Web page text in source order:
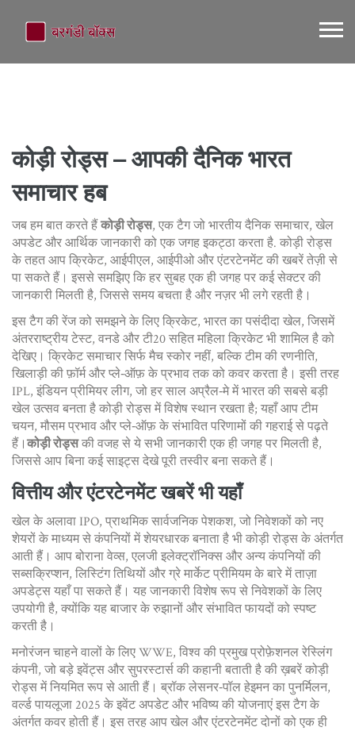
कोड़ी रोड्स – आपकी दैनिक भारत
समाचार हब
जब हम बात करते हैंकोड़ी रोड्स, एक टैग जो भारतीय दैनिक समाचार, खेल
अपडेट और आर्थिक जानकारी को एक जगह इकट्ठा करता है. कोड़ी रोड्स
के तहत आप क्रिकेट, आईपीएल, आईपीओ और एंटरटेनमेंट की खबरें तेज़ी से
पा सकते हैं। इससे समझिए कि हर सुबह एक ही जगह पर कई सेक्टर की
जानकारी मिलती है, जिससे समय बचता है और नज़र भी लगे रहती है।
इस टैग की रेंज को समझने के लिएक्रिकेट, भारत का पसंदीदा खेल, जिसमें
अंतरराष्ट्रीय टेस्ट, वनडे और टी20 सहित महिला क्रिकेट भी शामिल हैको
देखिए। क्रिकेट समाचार सिर्फ मैच स्कोर नहीं, बल्कि टीम की रणनीति,
खिलाड़ी की फ़ॉर्म और प्ले‑ऑफ़ के प्रभाव तक को कवर करता है। इसी तरह
IPL, इंडियन प्रीमियर लीग, जो हर साल अप्रैल‑मे में भारत की सबसे बड़ी
खेल उत्सव बनता हैकोड़ी रोड्स में विशेष स्थान रखता है; यहाँ आप टीम
चयन, मौसम प्रभाव और प्ले‑ऑफ़ के संभावित परिणामों की गहराई से पढ़ते
हैं।कोड़ी रोड्सकी वजह से ये सभी जानकारी एक ही जगह पर मिलती है,
जिससे आप बिना कई साइट्स देखे पूरी तस्वीर बना सकते हैं।
वित्तीय और एंटरटेनमेंट खबरें भी यहाँ
खेल के अलावा IPO, प्राथमिक सार्वजनिक पेशकश, जो निवेशकों को नए
शेयरों के माध्यम से कंपनियों में शेयरधारक बनाता हैभी कोड़ी रोड्स के अंतर्गत
आती हैं। आप बोराना वेव्स, एलजी इलेक्ट्रॉनिक्स और अन्य कंपनियों की
सब्सक्रिप्शन, लिस्टिंग तिथियों और ग्रे मार्केट प्रीमियम के बारे में ताज़ा
अपडेट्स यहाँ पा सकते हैं। यह जानकारी विशेष रूप से निवेशकों के लिए
उपयोगी है, क्योंकि यह बाजार के रुझानों और संभावित फायदों को स्पष्ट
करती है।
मनोरंजन चाहने वालों के लिएWWE, विश्व की प्रमुख प्रोफ़ेशनल रेस्लिंग
कंपनी, जो बड़े इवेंट्स और सुपरस्टार्स की कहानी बताती हैकी ख़बरें कोड़ी
रोड्स में नियमित रूप से आती हैं। ब्रॉक लेसनर‑पॉल हेइमन का पुनर्मिलन,
वर्ल्ड पायलूजा 2025 के इवेंट अपडेट और भविष्य की योजनाएं इस टैग के
अंतर्गत कवर होती हैं। इस तरह आप खेल और एंटरटेनमेंट दोनों को एक ही